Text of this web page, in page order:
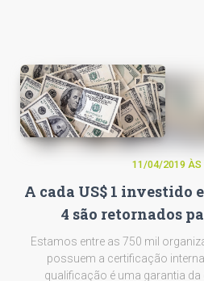
11/04/2019 ÀS
A cada US$ 1 investido
4 são retornados
Estamos entre as 750 mil
possuem a certificação
qualificação é uma garantia